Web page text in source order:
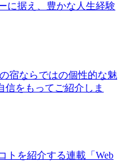
に据え、豊かな人生経験
宿ならではの個性的な魅
をもってご紹介しま
トを紹介する連載「Web